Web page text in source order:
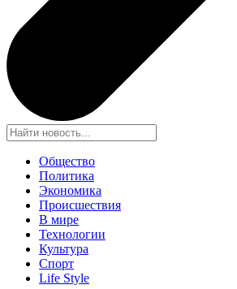
Общество
Политика
Экономика
Происшествия
В мире
Технологии
Культура
Спорт
Life Style